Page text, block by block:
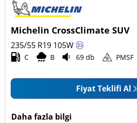
Michelin CrossClimate SUV
235/55 R19 105W
C B 69 db PMSF
Fiyat Teklifi Al
Daha fazla bilgi